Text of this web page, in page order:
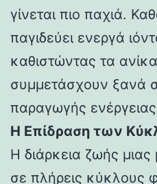
γίνεται πιο παχιά.
παγιδεύει ενεργά
καθιστώντας τα
συμμετάσχουν ξανά
παραγωγής
Η Επίδραση των
Η διάρκεια ζωής μιας
σε πλήρεις κύκλους